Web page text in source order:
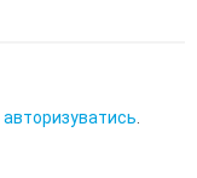
авторизуватись.